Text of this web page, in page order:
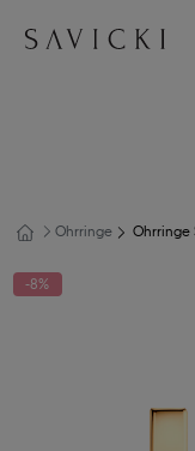
Ohrringe Ohrringe
-8%